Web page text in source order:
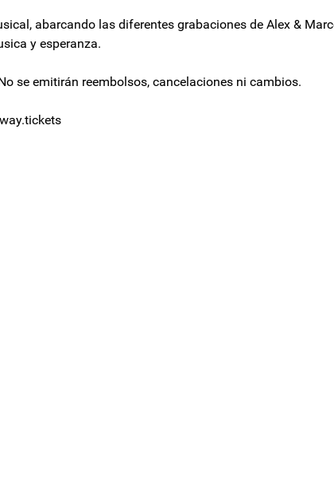
abarcando las diferentes grabaciones de Alex &
y esperanza.
se emitirán reembolsos, cancelaciones ni cambios.